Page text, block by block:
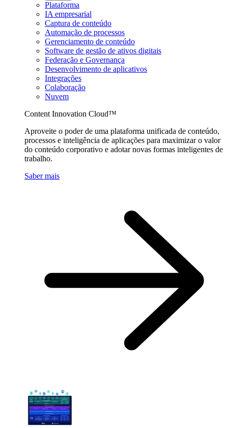
Plataforma
IA empresarial
Captura de conteúdo
Automação de processos
Gerenciamento de conteúdo
Software de gestão de ativos digitais
Federação e Governança
Desenvolvimento de aplicativos
Integrações
Colaboração
Nuvem
Content Innovation Cloud™
Aproveite o poder de uma plataforma unificada de conteúdo,
processos e inteligência de aplicações para maximizar o valor
do conteúdo corporativo e adotar novas formas inteligentes de
trabalho.
Saber mais